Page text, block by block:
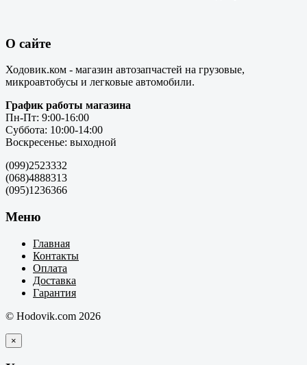
О сайте
Ходовик.ком - магазин автозапчастей на грузовые,
микроавтобусы и легковые автомобили.
График работы магазина
Пн-Пт: 9:00-16:00
Суббота: 10:00-14:00
Воскресенье: выходной
(099)2523332
(068)4888313
(095)1236366
Меню
Главная
Контакты
Оплата
Доставка
Гарантия
© Hodovik.com 2026
×